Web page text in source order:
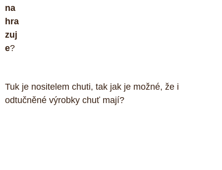
na
hra
zuj
e?
Tuk je nositelem chuti, tak jak je možné, že i
odtučněné výrobky chuť mají?